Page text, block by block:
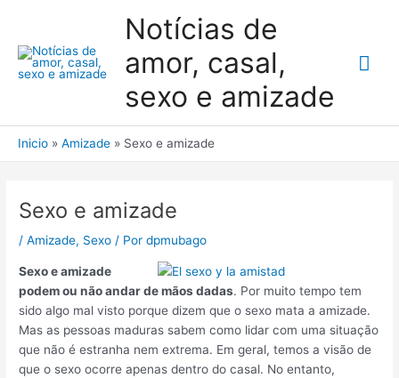
contenido
Notícias de
amor, casal,
sexo e amizade
Inicio Amizade Sexo e amizade
Sexo e amizade
/Amizade, Sexo / Pordpmubago
Sexo e amizade
podem ou não andar de mãos dadas. Por muito tempo tem
sido algo mal visto porque dizem que o sexo mata a amizade.
Mas as pessoas maduras sabem como lidar com uma situação
que não é estranha nem extrema. Em geral, temos a visão de
que o sexo ocorre apenas dentro do casal. No entanto,